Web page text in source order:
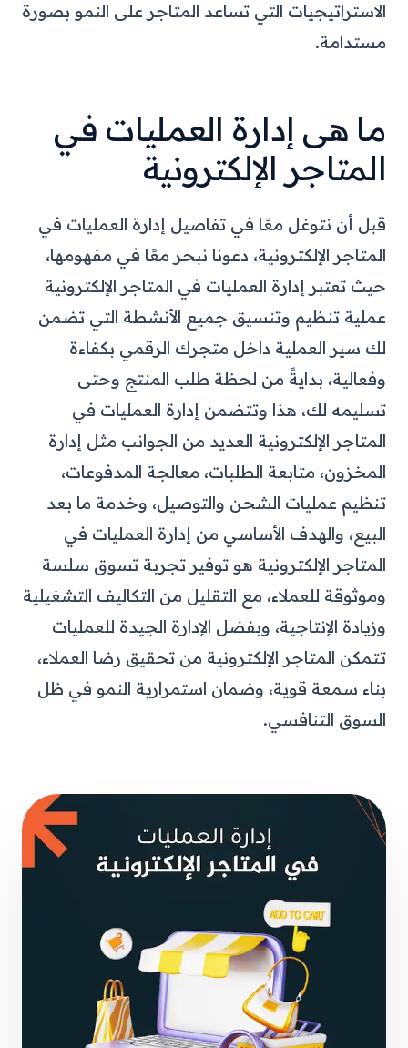
الاستراتيجيات التي تساعد المتاجر على النمو بصورة
مستدامة.
ما هى إدارة العمليات في
المتاجر الإلكترونية
قبل أن نتوغل معًا في تفاصيل إدارة العمليات في
المتاجر الإلكترونية، دعونا نبحر معًا في مفهومها،
حيث تعتبر إدارة العمليات في المتاجر الإلكترونية
عملية تنظيم وتنسيق جميع الأنشطة التي تضمن
لك سير العملية داخل متجرك الرقمي بكفاءة
وفعالية، بدايةً من لحظة طلب المنتج وحتى
تسليمه لك، هذا وتتضمن إدارة العمليات في
المتاجر الإلكترونية العديد من الجوانب مثل إدارة
المخزون، متابعة الطلبات، معالجة المدفوعات،
تنظيم عمليات الشحن والتوصيل، وخدمة ما بعد
البيع، والهدف الأساسي من إدارة العمليات في
المتاجر الإلكترونية هو توفير تجربة تسوق سلسة
وموثوقة للعملاء، مع التقليل من التكاليف التشغيلية
وزيادة الإنتاجية، وبفضل الإدارة الجيدة للعمليات
تتمكن المتاجر الإلكترونية من تحقيق رضا العملاء،
بناء سمعة قوية، وضمان استمرارية النمو في ظل
السوق التنافسي.